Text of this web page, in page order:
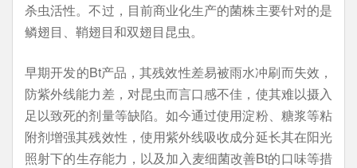
杀虫活性。不过，目前商业化生产的菌株主要针对的是
鳞翅目、鞘翅目和双翅目昆虫。
早期开发的Bt产品，其残效性差易被雨水冲刷而失效，
防紫外线能力差，对昆虫而言口感不佳，使其难以摄入
足以致死的剂量等缺陷。如今通过使用淀粉、糖浆等粘
附剂增强其残效性，使用紫外线吸收成分延长其在阳光
照射下的生存能力，以及加入麦细菌改善Bt的口味等措